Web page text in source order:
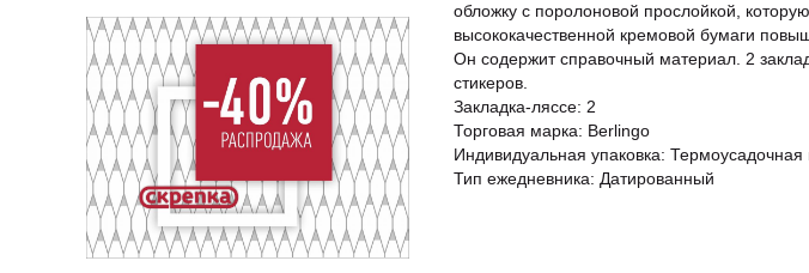
обложку с поролоновой прослойкой,
высококачественной кремовой бумаги
Он содержит справочный материал. 2
стикеров.
Закладка-ляссе: 2
Торговая марка: Berlingo
Индивидуальная упаковка: Термоусадочная
Тип ежедневника: Датированный